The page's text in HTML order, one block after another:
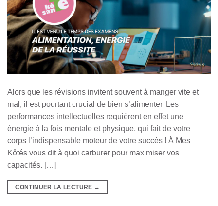
Alors que les révisions invitent souvent à manger vite et
mal, il est pourtant crucial de bien s’alimenter. Les
performances intellectuelles requièrent en effet une
énergie à la fois mentale et physique, qui fait de votre
corps l’indispensable moteur de votre succès ! À Mes
Kôtés vous dit à quoi carburer pour maximiser vos
capacités. […]
CONTINUER LA LECTURE →